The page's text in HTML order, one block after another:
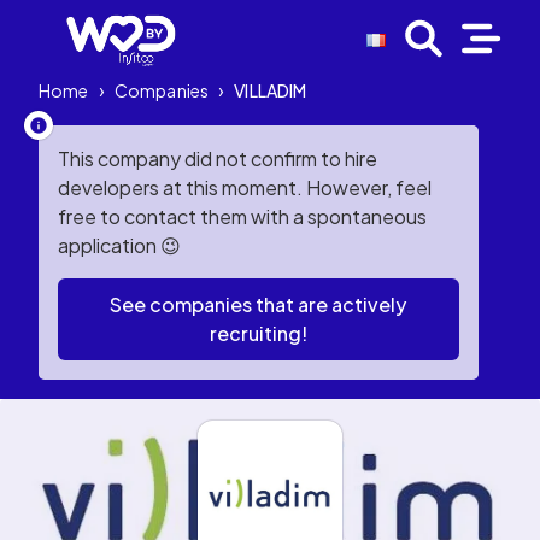
Home › Companies › VILLADIM
This company did not confirm to hire
developers at this moment. However, feel
free to contact them with a spontaneous
application 😉
See companies that are actively
recruiting!